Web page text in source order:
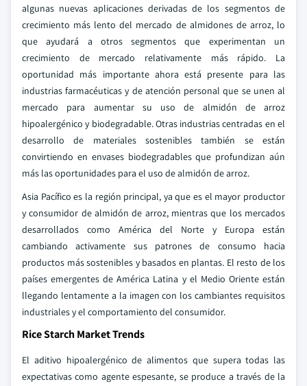
algunas nuevas aplicaciones derivadas de los segmentos de
crecimiento más lento del mercado de almidones de arroz, lo
que ayudará a otros segmentos que experimentan un
crecimiento de mercado relativamente más rápido. La
oportunidad más importante ahora está presente para las
industrias farmacéuticas y de atención personal que se unen al
mercado para aumentar su uso de almidón de arroz
hipoalergénico y biodegradable. Otras industrias centradas en el
desarrollo de materiales sostenibles también se están
convirtiendo en envases biodegradables que profundizan aún
más las oportunidades para el uso de almidón de arroz.
Asia Pacífico es la región principal, ya que es el mayor productor
y consumidor de almidón de arroz, mientras que los mercados
desarrollados como América del Norte y Europa están
cambiando activamente sus patrones de consumo hacia
productos más sostenibles y basados en plantas. El resto de los
países emergentes de América Latina y el Medio Oriente están
llegando lentamente a la imagen con los cambiantes requisitos
industriales y el comportamiento del consumidor.
Rice Starch Market Trends
El aditivo hipoalergénico de alimentos que supera todas las
expectativas como agente espesante, se produce a través de la